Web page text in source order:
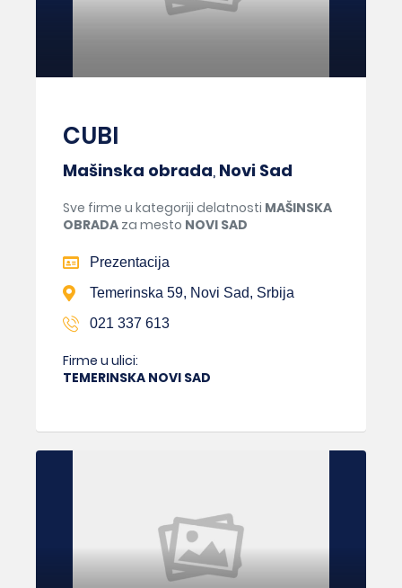
CUBI
Mašinska obrada, Novi Sad
Sve firme u kategoriji delatnosti MAŠINSKA
OBRADA za mesto NOVI SAD
Prezentacija
Temerinska 59, Novi Sad, Srbija
021 337 613
Firme u ulici:
TEMERINSKA NOVI SAD